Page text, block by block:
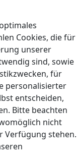
Cookies, die für
unserer
sind, sowie
für
personalisierter
entscheiden,
Bitte beachten
nicht
Verfügung stehen.